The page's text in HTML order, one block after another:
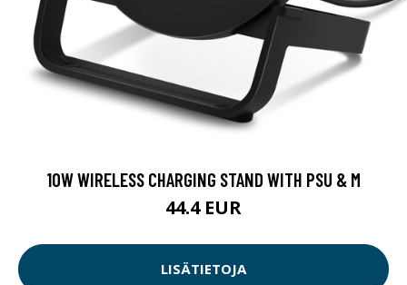
10W WIRELESS CHARGING STAND WITH PSU & M
44.4 EUR
LISÄTIETOJA